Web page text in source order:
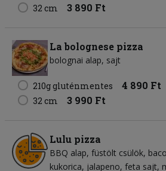
32 cm 3 890 Ft
La bolognese pizza
bolognai alap sajt
210g gluténmentes 4 890 Ft
32 cm 3 990 Ft
Lulu pizza
BBQ alap füstölt csülök
kukorica jalapeno feta sajt